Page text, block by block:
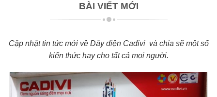
BÀI VIẾT MỚI
Cập nhật tin tức mới về Dây điện Cadivi và chia sẽ một số
kiến thức hay cho tất cả mọi người.